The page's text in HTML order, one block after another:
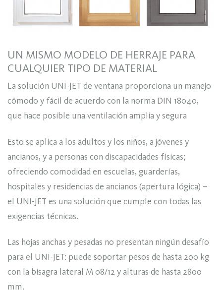
UN MISMO MODELO DE HERRAJE PARA
CUALQUIER TIPO DE MATERIAL
La solución UNI-JET de ventana proporciona un manejo
cómodo y fácil de acuerdo con la norma DIN 18040,
que hace posible una ventilación amplia y segura
Esto se aplica a los adultos y los niños, a jóvenes y
ancianos, y a personas con discapacidades físicas;
ofreciendo comodidad en escuelas, guarderías,
hospitales y residencias de ancianos (apertura lógica) –
el UNI-JET es una solución que cumple con todas las
exigencias técnicas.
Las hojas anchas y pesadas no presentan ningún desafío
para el UNI-JET: puede soportar pesos de hasta 200 kg
con la bisagra lateral M 08/12 y alturas de hasta 2800
mm.